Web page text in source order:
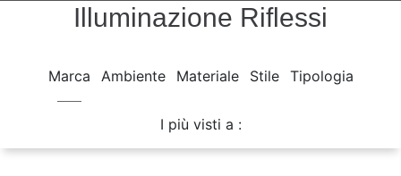
Illuminazione Riflessi
Marca Ambiente Materiale Stile Tipologia
I più visti a :